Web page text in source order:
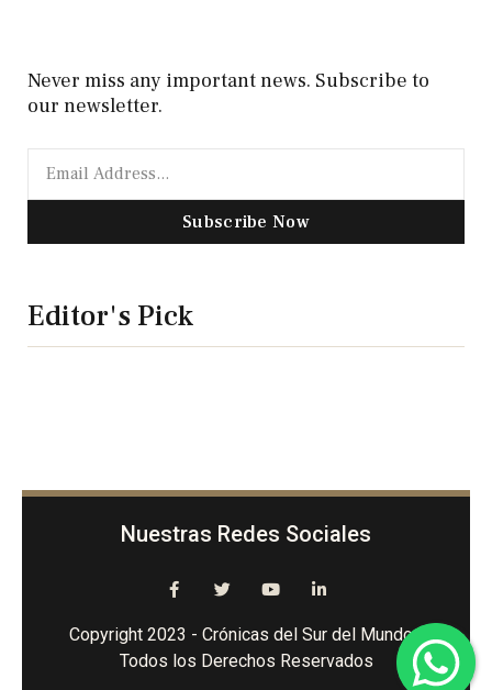
Never miss any important news. Subscribe to
our newsletter.
Subscribe Now
Editor's Pick
Nuestras Redes Sociales
Copyright 2023 - Crónicas del Sur del Mundo -
Todos los Derechos Reservados